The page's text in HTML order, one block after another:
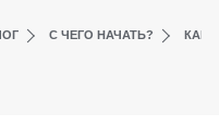
С ЧЕГО НАЧАТЬ?